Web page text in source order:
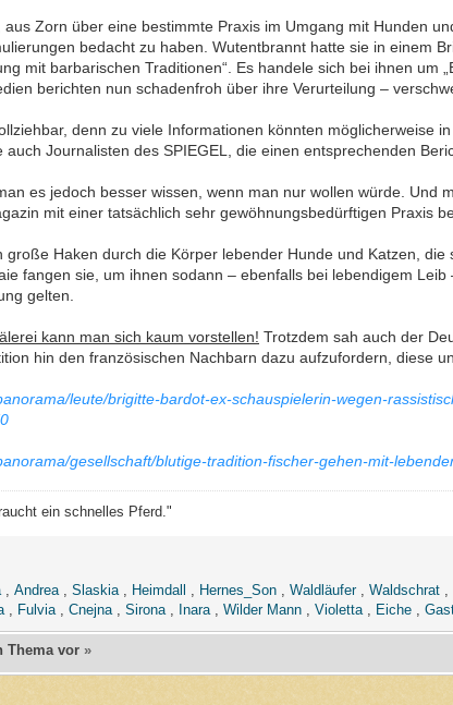
Zorn über eine bestimmte Praxis im Umgang mit Hunden
bedacht zu haben. Wutentbrannt hatte sie in einem
mit barbarischen Traditionen“. Es handele sich bei ihnen um
berichten nun schadenfroh über ihre Verurteilung –
denn zu viele Informationen könnten möglicherweise
Journalisten des SPIEGEL, die einen entsprechenden
es jedoch besser wissen, wenn man nur wollen würde. Und
mit einer tatsächlich sehr gewöhnungsbedürftigen Praxis
große Haken durch die Körper lebender Hunde und Katzen,
fangen sie, um ihnen sodann – ebenfalls bei lebendigem
gelten.
kann man sich kaum vorstellen! Trotzdem sah auch der
hin den französischen Nachbarn dazu aufzufordern, diese
leute/brigitte-bardot-ex-schauspielerin-wegen-
gesellschaft/blutige-tradition-fischer-gehen-mit-
ein schnelles Pferd."
Andrea Slaskia Heimdall Hernes_Son Waldläufer, Waldschrat
Fulvia Cnejna Sirona Inara Wilder Mann Violetta Eiche
Thema vor »